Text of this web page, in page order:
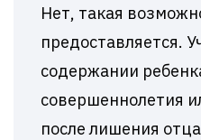
Нет, такая
предоставляется.
содержании
совершеннолетия
после лишения